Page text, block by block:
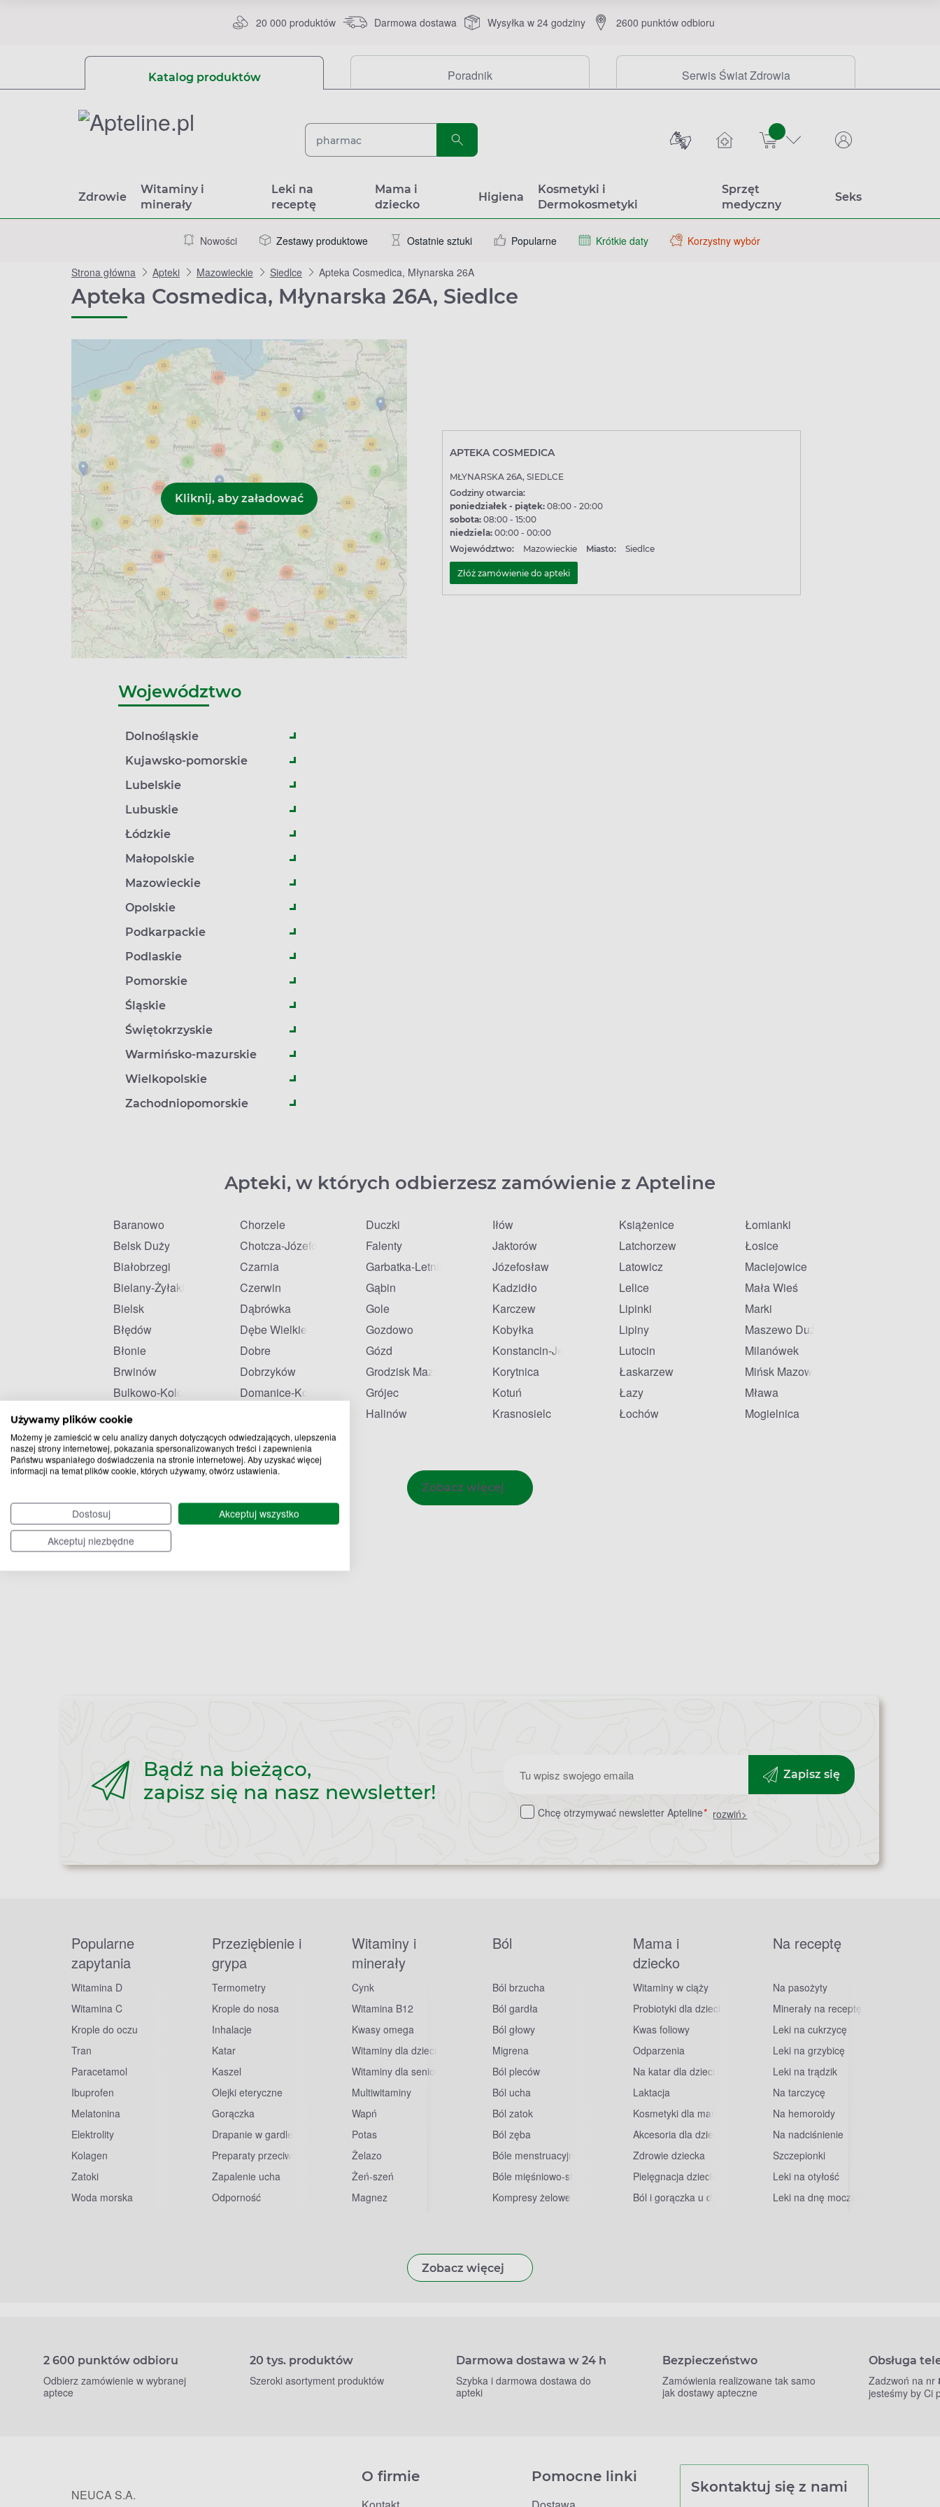
Używamy plików cookie
Możemy je zamieścić w celu analizy danych dotyczących odwiedzających, ulepszenia
naszej strony internetowej, pokazania spersonalizowanych treści i zapewnienia
Państwu wspaniałego doświadczenia na stronie internetowej. Aby uzyskać więcej
informacji na temat plików cookie, których używamy, otwórz ustawienia.
Dostosuj
Akceptuj wszystko
Akceptuj niezbędne
20 000 produktów Darmowa dostawa Wysyłka w 24 godziny 2600 punktów odbioru
Katalog produktów Poradnik Serwis Świat Zdrowia
sztuk
Zdrowie
Witaminy i
minerały
Leki na
receptę
Mama i
dziecko
Higiena
Kosmetyki i
Dermokosmetyki
Sprzęt
medyczny
Seks
Nowości Zestawy produktowe Ostatnie sztuki Popularne Krótkie daty Korzystny wybór
Strona główna Apteki Mazowieckie Siedlce Apteka Cosmedica, Młynarska 26A
Apteka Cosmedica, Młynarska 26A, Siedlce
APTEKA COSMEDICA
MŁYNARSKA 26A, SIEDLCE
Godziny otwarcia:
poniedziałek - piątek: 08:00 - 20:00
sobota: 08:00 - 15:00
niedziela: 00:00 - 00:00
Województwo:
Mazowieckie Miasto: Siedlce
Złóż zamówienie do apteki
Województwo
Dolnośląskie
Kujawsko-pomorskie
Lubelskie
Lubuskie
Łódzkie
Małopolskie
Mazowieckie
Opolskie
Podkarpackie
Podlaskie
Pomorskie
Śląskie
Świętokrzyskie
Warmińsko-mazurskie
Wielkopolskie
Zachodniopomorskie
Apteki, w których odbierzesz zamówienie z Apteline
Baranowo
Belsk Duży
Białobrzegi
Bielany-Żyłaki
Bielsk
Błędów
Błonie
Brwinów
Bulkowo-Kolonia
Celestynów
Chorzele
Chotcza-Józefów
Czarnia
Czerwin
Dąbrówka
Dębe Wielkie
Dobre
Dobrzyków
Domanice-Kolonia
Duczki
Falenty
Garbatka-Letnisko
Gąbin
Gole
Gozdowo
Gózd
Grodzisk Mazowiecki
Grójec
Halinów
Iłów
Jaktorów
Józefosław
Kadzidło
Karczew
Kobyłka
Konstancin-Jeziorna
Korytnica
Kotuń
Krasnosielc
Książenice
Latchorzew
Latowicz
Lelice
Lipinki
Lipiny
Lutocin
Łaskarzew
Łazy
Łochów
Łomianki
Łosice
Maciejowice
Mała Wieś
Marki
Maszewo Duże
Milanówek
Mińsk Mazowiecki
Mława
Mogielnica
Zobacz więcej
Bądź na bieżąco,
zapisz się na nasz newsletter!
Zapisz
do
Zapisz się
Chcę otrzymywać newsletter Apteline* rozwiń>
Popularne
zapytania
Witamina D
Witamina C
Krople do oczu
Tran
Paracetamol
Ibuprofen
Melatonina
Elektrolity
Kolagen
Zatoki
Woda morska
Przeziębienie i
grypa
Termometry
Krople do nosa
Inhalacje
Katar
Kaszel
Olejki eteryczne
Gorączka
Drapanie w gardle
Preparaty przeciwwirusowe
Zapalenie ucha
Odporność
Witaminy i
minerały
Cynk
Witamina B12
Kwasy omega
Witaminy dla dzieci
Witaminy dla seniorów
Multiwitaminy
Wapń
Potas
Żelazo
Żeń-szeń
Magnez
Ból
Ból brzucha
Ból gardła
Ból głowy
Migrena
Ból pleców
Ból ucha
Ból zatok
Ból zęba
Bóle menstruacyjne
Bóle mięśniowo-stawowe
Kompresy żelowe
Mama i
dziecko
Witaminy w ciąży
Probiotyki dla dzieci
Kwas foliowy
Odparzenia
Na katar dla dzieci
Laktacja
Kosmetyki dla mam
Akcesoria dla dzieci
Zdrowie dziecka
Pielęgnacja dziecka
Ból i gorączka u dzieci
Na receptę
Na pasożyty
Minerały na receptę
Leki na cukrzycę
Leki na grzybicę
Leki na trądzik
Na tarczycę
Na hemoroidy
Na nadciśnienie
Szczepionki
Leki na otyłość
Leki na dnę moczanową
Zobacz więcej
2 600 punktów odbioru
Odbierz zamówienie w wybranej
aptece
20 tys. produktów
Szeroki asortyment produktów
Darmowa dostawa w 24 h
Szybka i darmowa dostawa do
apteki
Bezpieczeństwo
Zamówienia realizowane tak samo
jak dostawy apteczne
Obsługa
Zadzwoń na nr
jesteśmy by Ci
NEUCA S.A.
O firmie Pomocne linki
Skontaktuj się z nami